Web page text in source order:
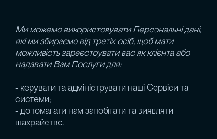
Ми можемо використовувати Персональні дані,
які ми збираємо від третіх осіб, щоб мати
можливість зареєструвати вас як клієнта або
надавати Вам Послуги для:
- керувати та адмініструвати наші Сервіси та
системи;
- допомагати нам запобігати та виявляти
шахрайство.